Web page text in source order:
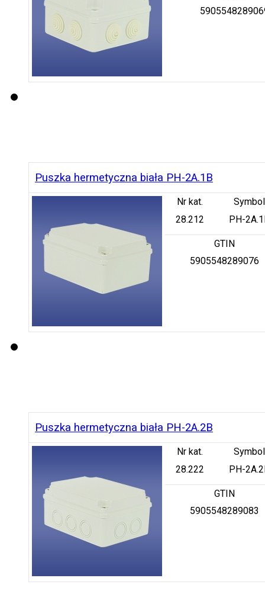
Puszka hermetyczna biała PH-2A.1B
Nr kat.
Symbol
28.212
PH-
GTIN
5905548289076
Puszka hermetyczna biała PH-2A.2B
Nr kat.
Symbol
28.222
PH-
GTIN
5905548289083